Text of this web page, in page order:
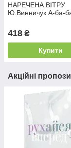
НАРЕЧЕНА ВІТРУ
Ю.Винничук А-ба-
418 ₴
Купити
Акційні